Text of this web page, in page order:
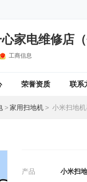
家电维修店（
工商信息
荣誉资质 联系
>家用扫地机 > 小米扫地
产品 小米扫